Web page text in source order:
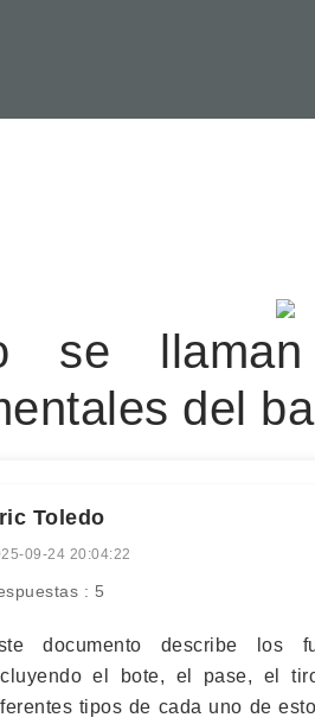
se
del
Toledo
09-24 20:04:22
: 5
documento describe los
el bote, el pase, el
tipos de cada uno de